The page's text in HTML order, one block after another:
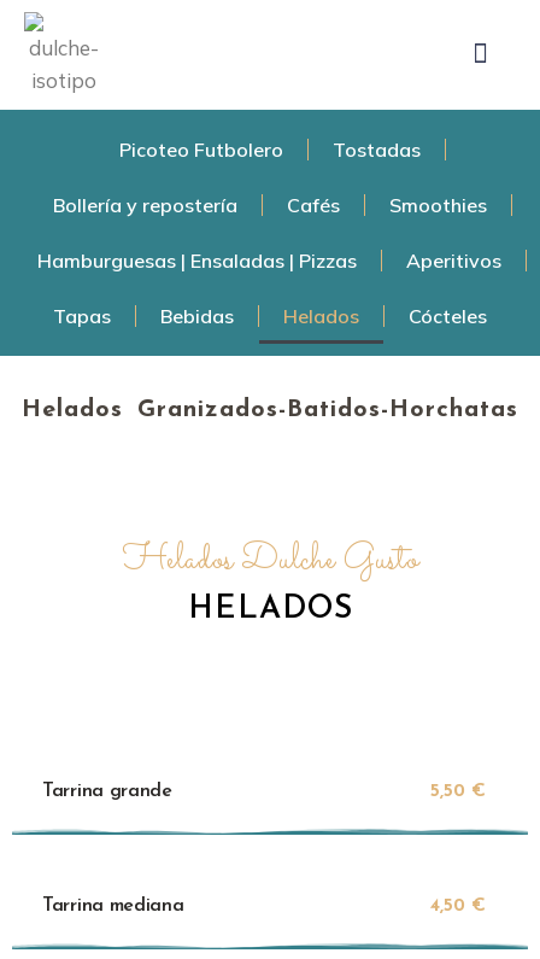
Picoteo Futbolero Tostadas
Bollería y repostería Cafés Smoothies
Hamburguesas | Ensaladas | Pizzas Aperitivos
Tapas Bebidas Helados Cócteles
Helados Granizados-Batidos-Horchatas
Helados Dulche Gusto
HELADOS
Tarrina grande 5,50 €
Tarrina mediana 4,50 €